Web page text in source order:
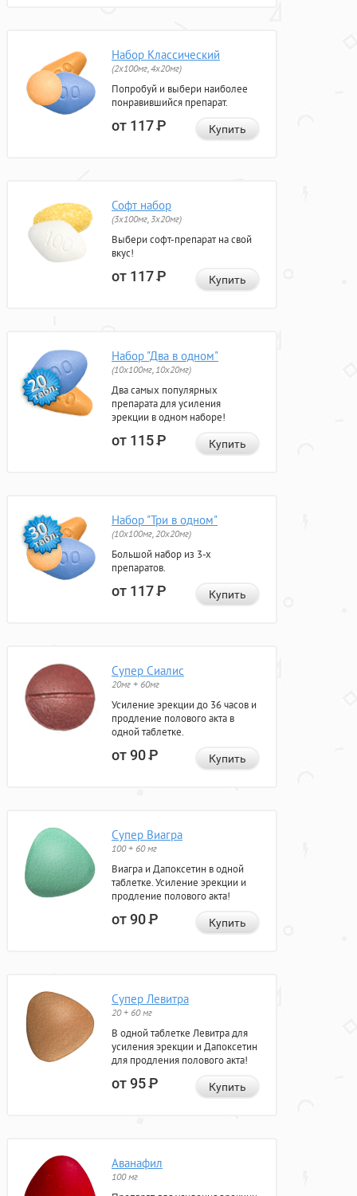
Набор Классический
(2x100мг, 4x20мг)
Попробуй и выбери наиболее
понравившийся препарат.
от 117Р Купить
Софт набор
(3x100мг, 3x20мг)
Выбери софт-препарат на свой
вкус!
от 117Р Купить
Набор "Два в одном"
(10x100мг, 10x20мг)
Два самых популярных
препарата для усиления
эрекции в одном наборе!
от 115Р Купить
Набор "Три в одном"
(10x100мг, 20x20мг)
Большой набор из 3-х
препаратов.
от 117Р Купить
Супер Сиалис
20мг + 60мг
Усиление эрекции до 36 часов и
продление полового акта в
одной таблетке.
от 90Р Купить
Супер Виагра
100 + 60 мг
Виагра и Дапоксетин в одной
таблетке. Усиление эрекции и
продление полового акта!
от 90Р Купить
Супер Левитра
20 + 60 мг
В одной таблетке Левитра для
усиления эрекции и Дапоксетин
для продления полового акта!
от 95Р Купить
Аванафил
100 мг